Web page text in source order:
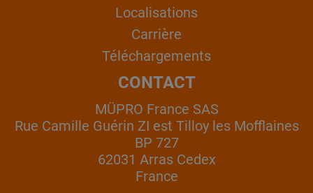
Localisations
Carrière
Téléchargements
CONTACT
MÜPRO France SAS
Rue Camille Guérin ZI est Tilloy les Mofflaines
BP 727
62031 Arras Cedex
France